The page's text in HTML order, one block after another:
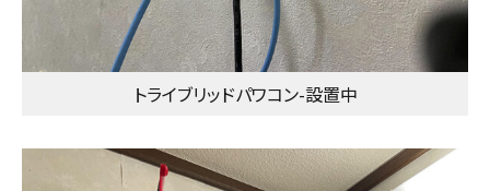
トライブリッドパワコン-設置中